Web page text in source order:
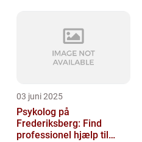
03 juni 2025
Psykolog på
Frederiksberg: Find
professionel hjælp til